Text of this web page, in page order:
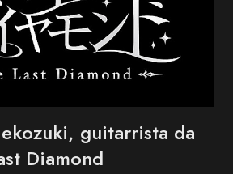
ge...
guitarrista da
Diamond